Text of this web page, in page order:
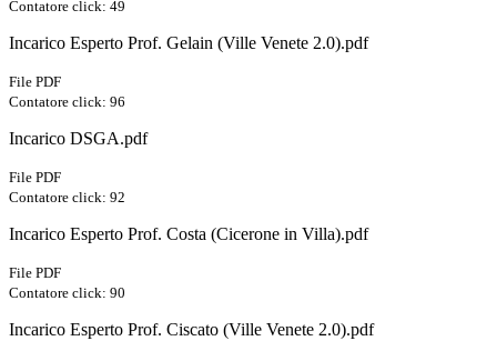
Contatore click: 49
Incarico Esperto Prof. Gelain (Ville Venete 2.0).pdf
File PDF
Contatore click: 96
Incarico DSGA.pdf
File PDF
Contatore click: 92
Incarico Esperto Prof. Costa (Cicerone in Villa).pdf
File PDF
Contatore click: 90
Incarico Esperto Prof. Ciscato (Ville Venete 2.0).pdf